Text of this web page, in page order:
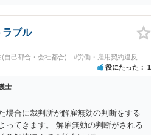
入ってもらうことも検討されてくださ
談されてみてもよいと思います。
ラブル
(自己都合・会社都合) #労働・雇用契約違反
役にたった 1
士
場合に裁判所が解雇無効の判断をする
ってきます。 解雇無効の判断がされる